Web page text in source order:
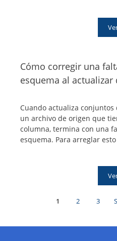
Cómo corregir una
esquema al actualizar
Cuando actualiza conjuntos
un archivo de origen que
columna, termina con una
esquema. Para arreglar esto
Página
1 Page
2 Page
3